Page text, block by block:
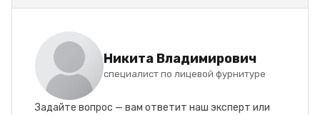
Никита Владимирович
специалист по лицевой фурнитуре
Задайте вопрос — вам ответит наш эксперт или